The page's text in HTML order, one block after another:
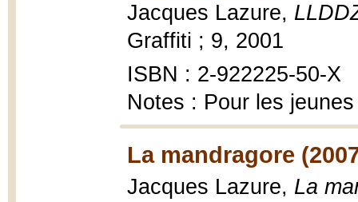
Jacques Lazure,
Graffiti ; 9, 2001
ISBN : 2-922225-50-X
Notes : Pour les
La mandragore
Jacques Lazure, La